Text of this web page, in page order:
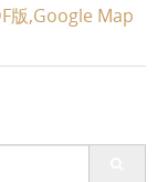
版,Google Map